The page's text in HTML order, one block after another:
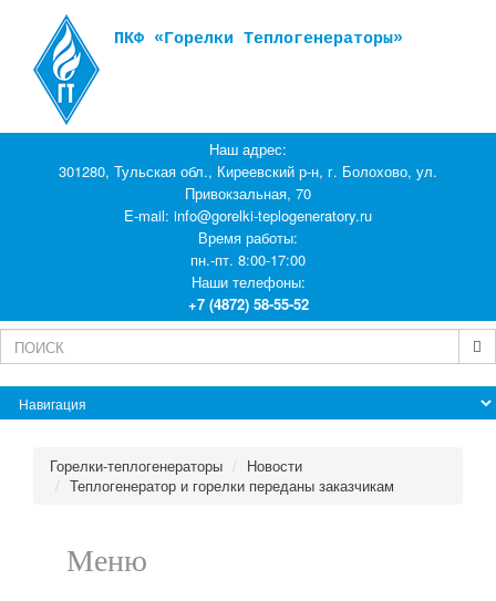
ПКФ «Горелки Теплогенераторы»
Наш адрес:
301280, Тульская обл., Киреевский р-н, г. Болохово, ул.
Привокзальная, 70
E-mail: info@gorelki-teplogeneratory.ru
Время работы:
пн.-пт. 8:00-17:00
Наши телефоны:
+7 (4872) 58-55-52
Горелки-теплогенераторы
Новости
Теплогенератор и горелки переданы заказчикам
Меню